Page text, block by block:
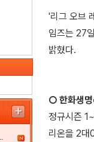
'리그 오브
임즈는 27
밝혔다.
○ 한화생명
정규시즌
리온을 2대